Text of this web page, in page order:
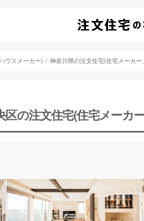
ウスメーカー) 神奈川県の注文住宅(住宅メーカ
区の注文住宅(住宅メーカ